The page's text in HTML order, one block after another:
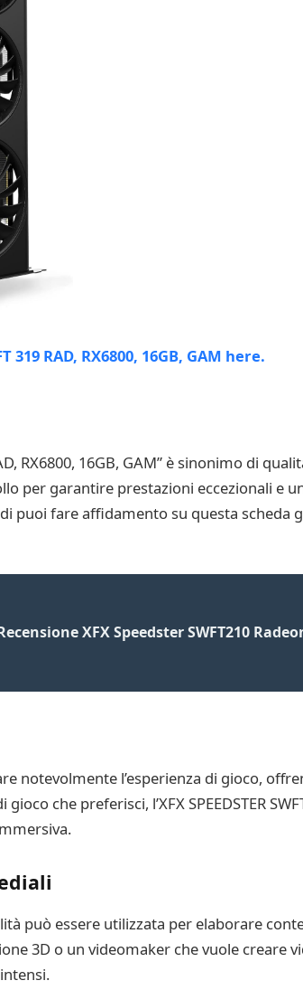
RX6800, 16GB, GAM” è sinonimo di
per garantire prestazioni eccezionali e
puoi fare affidamento su questa scheda
XFX Speedster SWFT210
notevolmente l’esperienza di gioco,
che preferisci, l’XFX SPEEDSTER
può essere utilizzata per elaborare
3D o un videomaker che vuole creare